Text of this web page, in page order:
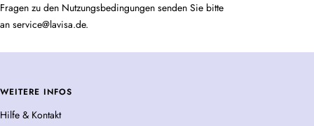
Fragen zu den Nutzungsbedingungen senden Sie bitte
an service@lavisa.de.
WEITERE INFOS
Hilfe & Kontakt